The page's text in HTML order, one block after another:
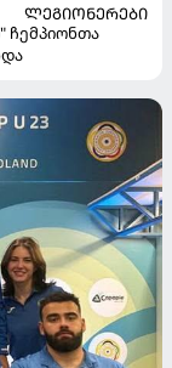
ᲚᲔᲒᲘᲝᲜᲔᲠᲔᲑᲘ
ჩემპიონთა